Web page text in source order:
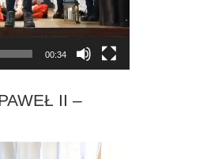
00:34
II –